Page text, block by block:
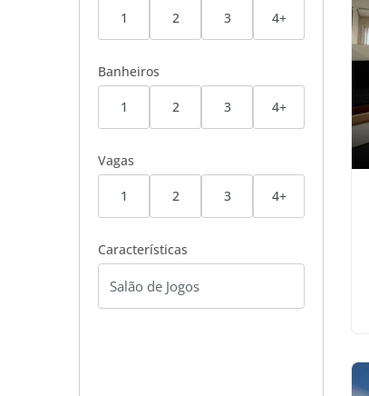
1 2 3 4+
Banheiros
1 2 3 4+
Vagas
1 2 3 4+
Características